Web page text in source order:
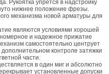
Рукоятка упрется в надстройку
нижнее положение фрезы.
механизма новой арматуры для
являются условиями хорошей
и надежное прижатие
самостоятельно центрует
контроле затяжки
части.
в один миг и абсолютно
установленные допуски